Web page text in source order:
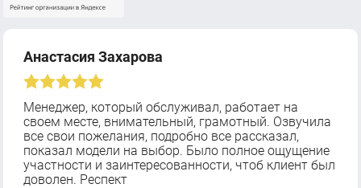
Анастасия Захарова
Менеджер, который обслуживал, работает на
своем месте, внимательный, грамотный. Озвучила
все свои пожелания, подробно все рассказал,
показал модели на выбор. Было полное ощущение
участности и заинтересованности, чтоб клиент был
доволен. Респект